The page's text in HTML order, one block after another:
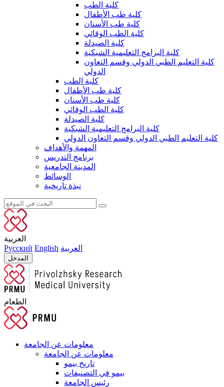
كلية الطب
كلية طب الأطفال
كلية طب الأسنان
كلية الطب الوقائي
كلية الصيدلة
كلية البرامج التعليمية الشبكية
كلية التعليم الطبي الدولي وقسم التعاون
الدولي
كلية الطب
كلية طب الأطفال
كلية طب الأسنان
كلية الطب الوقائي
كلية الصيدلة
كلية البرامج التعليمية الشبكية
كلية التعليم الطبي الدولي وقسم التعاون الدولي
المهمة والأهداف
برنامج التدريس
المدينة الجامعية
الوسائط
نبذة تاريخية
العربية
Русский English العربية
المدخل
الطعام
معلومات عن الجامعة
معلومات عن الجامعة
تاريخ بيمو
بيمو في التصنيفات
رئيس الجامعة